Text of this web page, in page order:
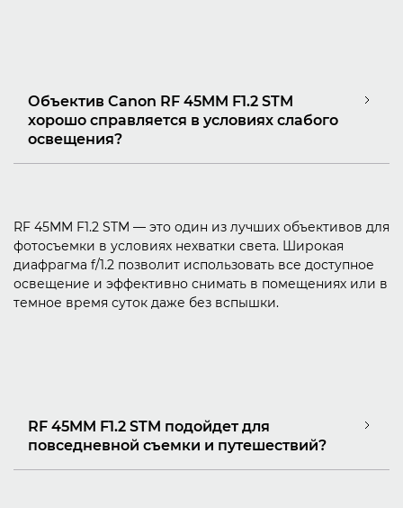
Объектив Canon RF 45MM F1.2 STM
хорошо справляется в условиях слабого
освещения?
RF 45MM F1.2 STM — это один из лучших объективов для
фотосъемки в условиях нехватки света. Широкая
диафрагма f/1.2 позволит использовать все доступное
освещение и эффективно снимать в помещениях или в
темное время суток даже без вспышки.
RF 45MM F1.2 STM подойдет для
повседневной съемки и путешествий?